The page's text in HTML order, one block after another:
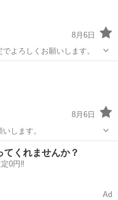
8月6日
よろしくお願いします。
8月6日
します。
和金
てくれませんか？
0円‼️
Ad